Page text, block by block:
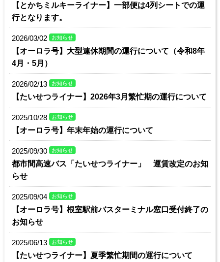
【とかちミルキーライナー】一部便は4列シートでの運
行となります。
2026/03/02 お知らせ
【オーロラ号】大型連休期間の運行について（令和8年
4月・5月）
2026/02/13 お知らせ
【たいせつライナー】2026年3月繁忙期の運行について
2025/10/28 お知らせ
【オーロラ号】年末年始の運行について
2025/09/30 お知らせ
都市間高速バス「たいせつライナー」 運賃改定のお知
らせ
2025/09/04 お知らせ
【オーロラ号】根室駅前バスターミナル窓口受付終了の
お知らせ
2025/06/13 お知らせ
【たいせつライナー】夏季繁忙期間の運行について